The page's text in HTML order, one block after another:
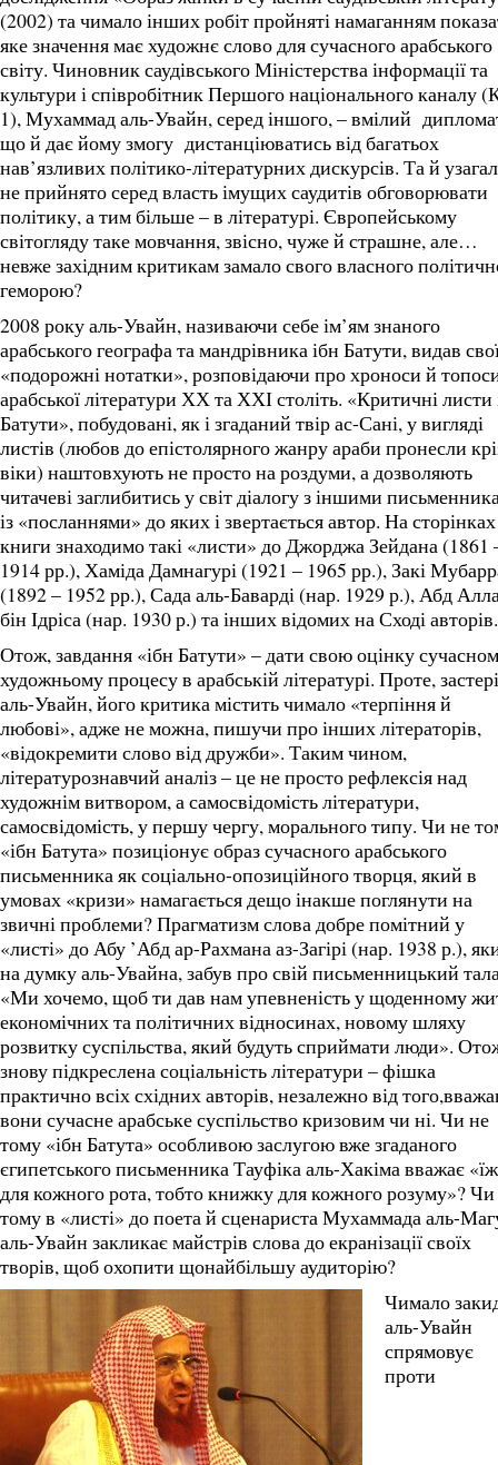
(2002) та чимало інших робіт пройняті намаганням
яке значення має художнє слово для сучасного арабського
світу. Чиновник саудівського Міністерства інформації та
культури і співробітник Першого національного каналу
1), Мухаммад аль-Увайн, серед іншого, – вмілий
що й дає йому змогу дистанціюватись від багатьох
нав’язливих політико-літературних дискурсів. Та й
не прийнято серед власть імущих саудитів обговорювати
політику, а тим більше – в літературі. Європейському
світогляду таке мовчання, звісно, чуже й страшне, але…
невже західним критикам замало свого власного
геморою?
2008 року аль-Увайн, називаючи себе ім’ям знаного
арабського географа та мандрівника ібн Батути, видав
«подорожні нотатки», розповідаючи про хроноси й
арабської літератури ХХ та ХХІ століть. «Критичні листи
Батути», побудовані, як і згаданий твір ас-Сані, у вигляді
листів (любов до епістолярного жанру араби пронесли
віки) наштовхують не просто на роздуми, а дозволяють
читачеві заглибитись у світ діалогу з іншими
із «посланнями» до яких і звертається автор. На сторінках
книги знаходимо такі «листи» до Джорджа Зейдана (1861
1914 рр.), Хаміда Дамнагурі (1921 – 1965 рр.), Закі
(1892 – 1952 рр.), Сада аль-Баварді (нар. 1929 р.), Абд
бін Ідріса (нар. 1930 р.) та інших відомих на Сході авторів.
Отож, завдання «ібн Батути» – дати свою оцінку
художньому процесу в арабській літературі. Проте,
аль-Увайн, його критика містить чимало «терпіння й
любові», адже не можна, пишучи про інших літераторів,
«відокремити слово від дружби». Таким чином,
літературознавчий аналіз – це не просто рефлексія над
художнім витвором, а самосвідомість літератури,
самосвідомість, у першу чергу, морального типу. Чи не
«ібн Батута» позиціонує образ сучасного арабського
письменника як соціально-опозиційного творця, який в
умовах «кризи» намагається дещо інакше поглянути на
звичні проблеми? Прагматизм слова добре помітний у
«листі» до Абу ’Абд ар-Рахмана аз-Загірі (нар. 1938 р.),
на думку аль-Увайна, забув про свій письменницький
«Ми хочемо, щоб ти дав нам упевненість у щоденному
економічних та політичних відносинах, новому шляху
розвитку суспільства, який будуть сприймати люди».
знову підкреслена соціальність літератури – фішка
практично всіх східних авторів, незалежно від
вони сучасне арабське суспільство кризовим чи ні. Чи не
тому «ібн Батута» особливою заслугою вже згаданого
єгипетського письменника Тауфіка аль-Хакіма вважає
для кожного рота, тобто книжку для кожного розуму»?
тому в «листі» до поета й сценариста Мухаммада аль-
аль-Увайн закликає майстрів слова до екранізації своїх
творів, щоб охопити щонайбільшу аудиторію?
Чимало
аль-Увайн
спрямовує
проти